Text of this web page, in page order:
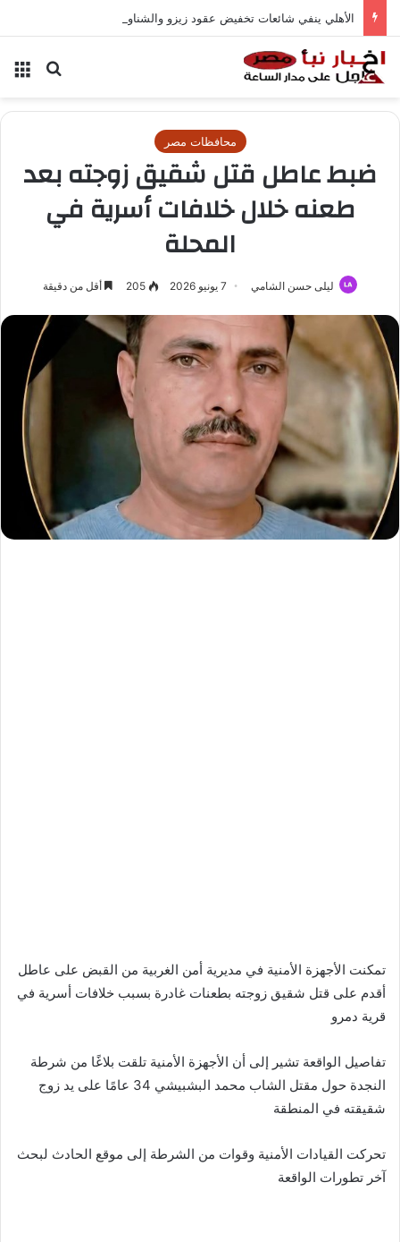
الأهلي ينفي شائعات تخفيض عقود زيزو والشناوي
بحث
محافظات مصر
ضبط عاطل قتل شقيق زوجته بعد
طعنه خلال خلافات أسرية في
المحلة
ليلى حسن الشامي 7 يونيو 2026 205 أقل من دقيقة
تمكنت الأجهزة الأمنية في مديرية أمن الغربية من القبض على عاطل
أقدم على قتل شقيق زوجته بطعنات غادرة بسبب خلافات أسرية في
قرية دمرو
تفاصيل الواقعة تشير إلى أن الأجهزة الأمنية تلقت بلاغًا من شرطة
النجدة حول مقتل الشاب محمد البشبيشي 34 عامًا على يد زوج
شقيقته في المنطقة
تحركت القيادات الأمنية وقوات من الشرطة إلى موقع الحادث لبحث
آخر تطورات الواقعة